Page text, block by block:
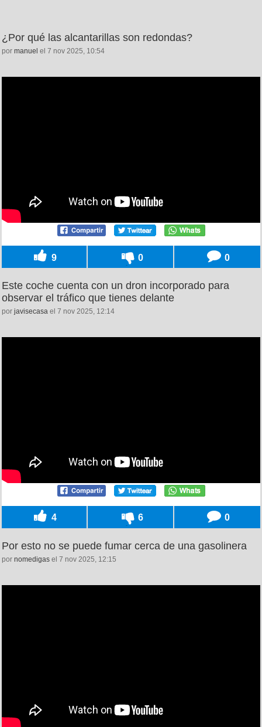
¿Por qué las alcantarillas son redondas?
por manuel el 7 nov 2025, 10:54
9 0 0
Este coche cuenta con un dron incorporado para
observar el tráfico que tienes delante
por javisecasa el 7 nov 2025, 12:14
4 6 0
Por esto no se puede fumar cerca de una gasolinera
por nomedigas el 7 nov 2025, 12:15